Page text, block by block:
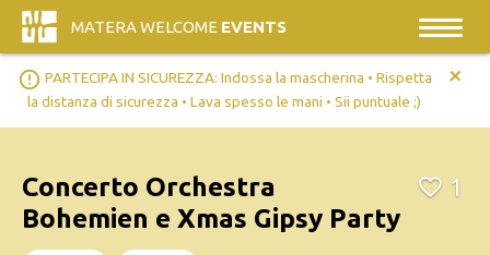
MATERA WELCOME EVENTS
error_outline PARTECIPA IN SICUREZZA: Indossa la mascherina • Rispetta
la distanza di sicurezza • Lava spesso le mani • Sii puntuale ;)
+
Concerto Orchestra
Bohemien e Xmas Gipsy Party
1